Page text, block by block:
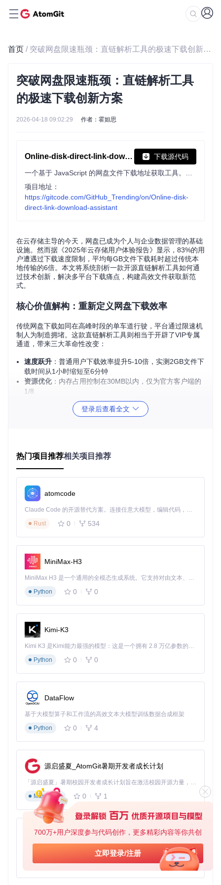
700万+用户深度参与代码创作，更多精彩内容等你共创
立即登录/注册
首页 / 突破网盘限速瓶颈：直链解析工具的极速下载创新方案
突破网盘限速瓶颈：直链解析工具
的极速下载创新方案
2026-04-18 09:02:29 作者：霍妲思
Online-disk-direct-link-download-assistant 下载源代码
项目地址：
https://gitcode.com/GitHub_Trending/on/Online-disk-
direct-link-download-assistant
在云存储主导的今天，网盘已成为个人与企业数据管理的基础
设施。然而据《2025年云存储用户体验报告》显示，83%的用
户遭遇过下载速度限制，平均每GB文件下载耗时超过传统本
地传输的6倍。本文将系统剖析一款开源直链解析工具如何通
过技术创新，解决多平台下载痛点，构建高效文件获取新范
式。
核心价值解构：重新定义网盘下载效率
传统网盘下载如同在高峰时段的单车道行驶，平台通过限速机
制人为制造拥堵。这款直链解析工具则相当于开辟了VIP专属
通道，带来三大革命性改变：
速度跃升 ：普通用户下载效率提升5-10倍，实测2GB文件下
载时间从1小时缩短至6分钟
资源优化：内存占用控制在30MB以内，仅为官方客户端的
1/8
：统一支持百度、阿里、天翼等6大主流网盘，避
免多客户端切换成本
技术原理透视：三阶段解密传输机制
传统下载方式困境：层层关卡如何突破？
传统下载流程如同包裹递送的繁琐流程：用户请求→平台验证
→权限审核→流量分配→限速传输，每个环节都可能成为效率
瓶颈。而直链解析采用"快递直达"模式，通过以下核心步骤实
// 1. 模拟客户端环境获取会话凭证
const
// 2. 破解签名算法提取真实地址
// 3. 构建直连请求绕过限速节点
return buildDirectRequest(decryptedUrl, session.token
这个过程就像：
地址解密
：找到包裹在仓库中的精确位置
直达运输：直接从仓库提货而非经过多个中转站
场景突破案例：四大创新应用场景
学术资源获取：论文下载效率提升80%
痛点：高校图书馆购买的电子资源常存储于特定网盘，非校园
管理
视频创作者 workflow：素材管理新范式
痛点：4K视频素材（单文件20GB+）从网盘下载常因中断需
重新开始
实施策略：
启用工具分片下载功能（支持10MB-1GB自定义分片大小）
配合断点续传技术，即使网络中断也可从上次进度继续
多线程并发控制（默认8线程，可根据带宽调整）
企业文件协同：跨部门传输效率革命
痛点：大型设计文件（PSD/AI格式）在部门间传输需通过邮件
登录后查看全文
热门项目推荐相关项目推荐
atomcode
Claude Code 的开源替代方案。连接任意大模型，编辑代码，运行命令，自动验证 — 全自动执行。用 Rust 构建，极致性能。 ｜ An open-source alternative to Claude Code. Connect any LLM, edit code, run commands, and verify changes — autonomously. Built in Rust for speed. Get Started
Rust
0 534
MiniMax-H3
MiniMax H3 是一个通用的全模态生成系统。它支持对由文本、图像、视频和音频组成的多模态上下文进行统一理解，并能生成分辨率高达 2K、时长可达 15 秒的带原生立体声音频的视频。得益于面向任务泛化的系统设计，H3 在预训练阶段就已具备广泛的多模态上下文理解与生成能力，能够出色地执行复杂的多模态指令。
Python
0 0
Kimi-K3
Kimi K3 是Kimi能力最强的模型：这是一个拥有 2.8 万亿参数的混合专家（MoE）模型，具备原生视觉理解能力，并支持 100 万 token 的上下文窗口。
Python
0 0
DataFlow
基于大模型算子和工作流的高效文本大模型训练数据合成框架
Python
0 4
源启盛夏_AtomGit暑期开发者成长计划
「源启盛夏」暑期校园开发者成长计划旨在激活校园开源力量，通过积分激励、认证扶持、资源倾斜等形式，引导高校组织和开发者完成「入驻 — 建项目 — 做贡献 — 获认证 — 得资源」的完整闭环。无论你是想带领社团入驻平台的组织者，还是希望用代码贡献证明自己的开发者，都能在这里找到属于你的成长路径。
Markdown
0 1
py-xiaozhi
基于Python的Xiaozhi AI，适用于想要完整Xiaozhi体验而无需拥有专用硬件的用户。
Python
0 1